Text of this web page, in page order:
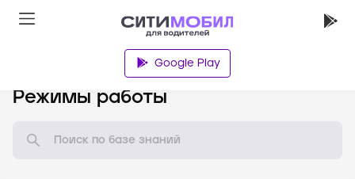
Google Play
Режимы работы